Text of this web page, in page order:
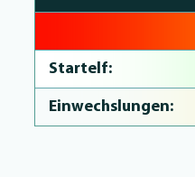
Startelf:
Einwechslungen: